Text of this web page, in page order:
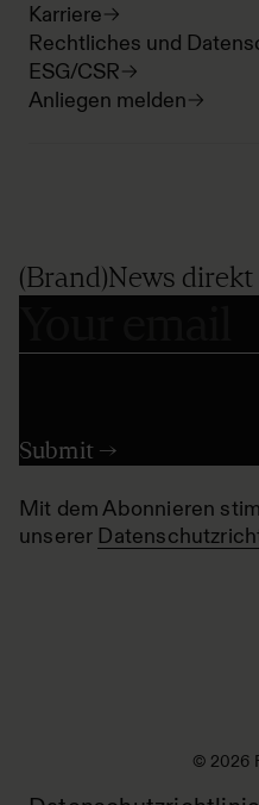
Karriere
Rechtliches und
ESG/CSR
Anliegen melden
(Brand)News
Mit dem Abonnieren
unserer
© 2026